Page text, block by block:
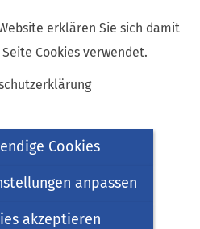
erklären Sie sich damit
Cookies verwendet.
Cookies
anpassen
akzeptieren